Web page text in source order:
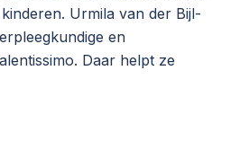
Urmila van der Bijl-
en
Daar helpt ze